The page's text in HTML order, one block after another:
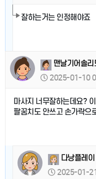
잘하는거는 인정해야죠
맨날기어솔리
2025-01-10
마사지 너무잘하는데요?
팔꿈치도 안쓰고 손가락으
다낭플레이
2025-01-